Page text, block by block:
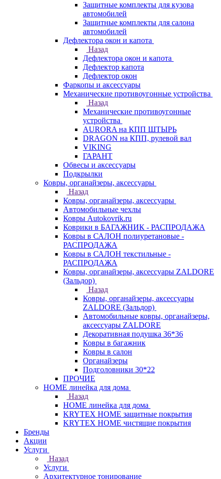
Защитные комплекты для кузова
автомобилей
Защитные комплекты для салона
автомобилей
Дефлектора окон и капота
Назад
Дефлектора окон и капота
Дефлектор капота
Дефлектор окон
Фаркопы и аксессуары
Механические противоугонные устройства
Назад
Механические противоугонные
устройства
AURORA на КПП ШТЫРЬ
DRAGON на КПП, рулевой вал
VIKING
ГАРАНТ
Обвесы и аксессуары
Подкрылки
Ковры, органайзеры, аксессуары
Назад
Ковры, органайзеры, аксессуары
Автомобильные чехлы
Ковры Autokovrik.ru
Коврики в БАГАЖНИК - РАСПРОДАЖА
Ковры в САЛОН полиуретановые -
РАСПРОДАЖА
Ковры в САЛОН текстильные -
РАСПРОДАЖА
Ковры, органайзеры, аксессуары ZALDORE
(Зальдор)
Назад
Ковры, органайзеры, аксессуары
ZALDORE (Зальдор)
Автомобильные ковры, органайзеры,
аксессуары ZALDORE
Декоративная подушка 36*36
Ковры в багажник
Ковры в салон
Органайзеры
Подголовники 30*22
ПРОЧИЕ
HOME линейка для дома
Назад
HOME линейка для дома
KRYTEX HOME защитные покрытия
KRYTEX HOME чистящие покрытия
Бренды
Акции
Услуги
Назад
Услуги
Архитектурное тонирование